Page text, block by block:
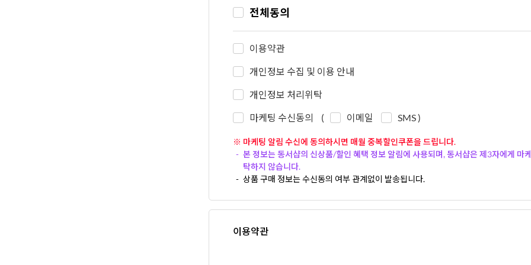
전체동의
이용약관
개인정보 수집 및 이용 안내
개인정보 처리위탁
마케팅 수신동의 ( 이메일 SMS)
※ 마케팅 알림 수신에 동의하시면 매월 중복할인쿠폰을 드립니다.
본 정보는 동서샵의 신상품/할인 혜택 정보 알림에 사용되며, 동서샵은 제3자에게 마
탁하지 않습니다.
상품 구매 정보는 수신동의 여부 관계없이 발송됩니다.
이용약관